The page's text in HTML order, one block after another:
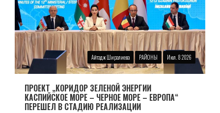
Айтадж Ширалиева РАЙОНЫ Июл. 8 2026
ПРОЕКТ „КОРИДОР ЗЕЛЕНОЙ ЭНЕРГИИ
КАСПИЙСКОЕ МОРЕ – ЧЕРНОЕ МОРЕ – ЕВРОПА“
ПЕРЕШЕЛ В СТАДИЮ РЕАЛИЗАЦИИ